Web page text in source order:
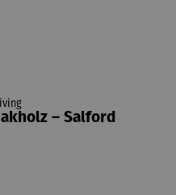
– Salford